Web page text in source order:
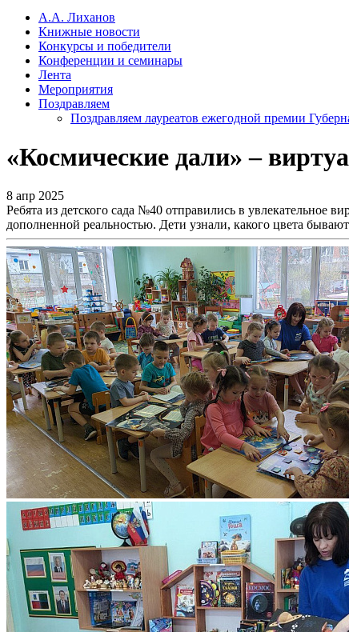
А.А. Лиханов
Книжные новости
Конкурсы и победители
Конференции и семинары
Лента
Мероприятия
Поздравляем
Поздравляем лауреатов ежегодной премии
«Космические дали» –
8 апр 2025
Ребята из детского сада №40 отправились в увлекательное
дополненной реальностью. Дети узнали, какого цвета